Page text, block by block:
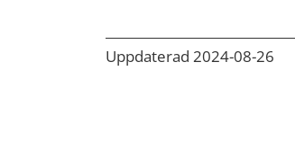
Uppdaterad 2024-08-26